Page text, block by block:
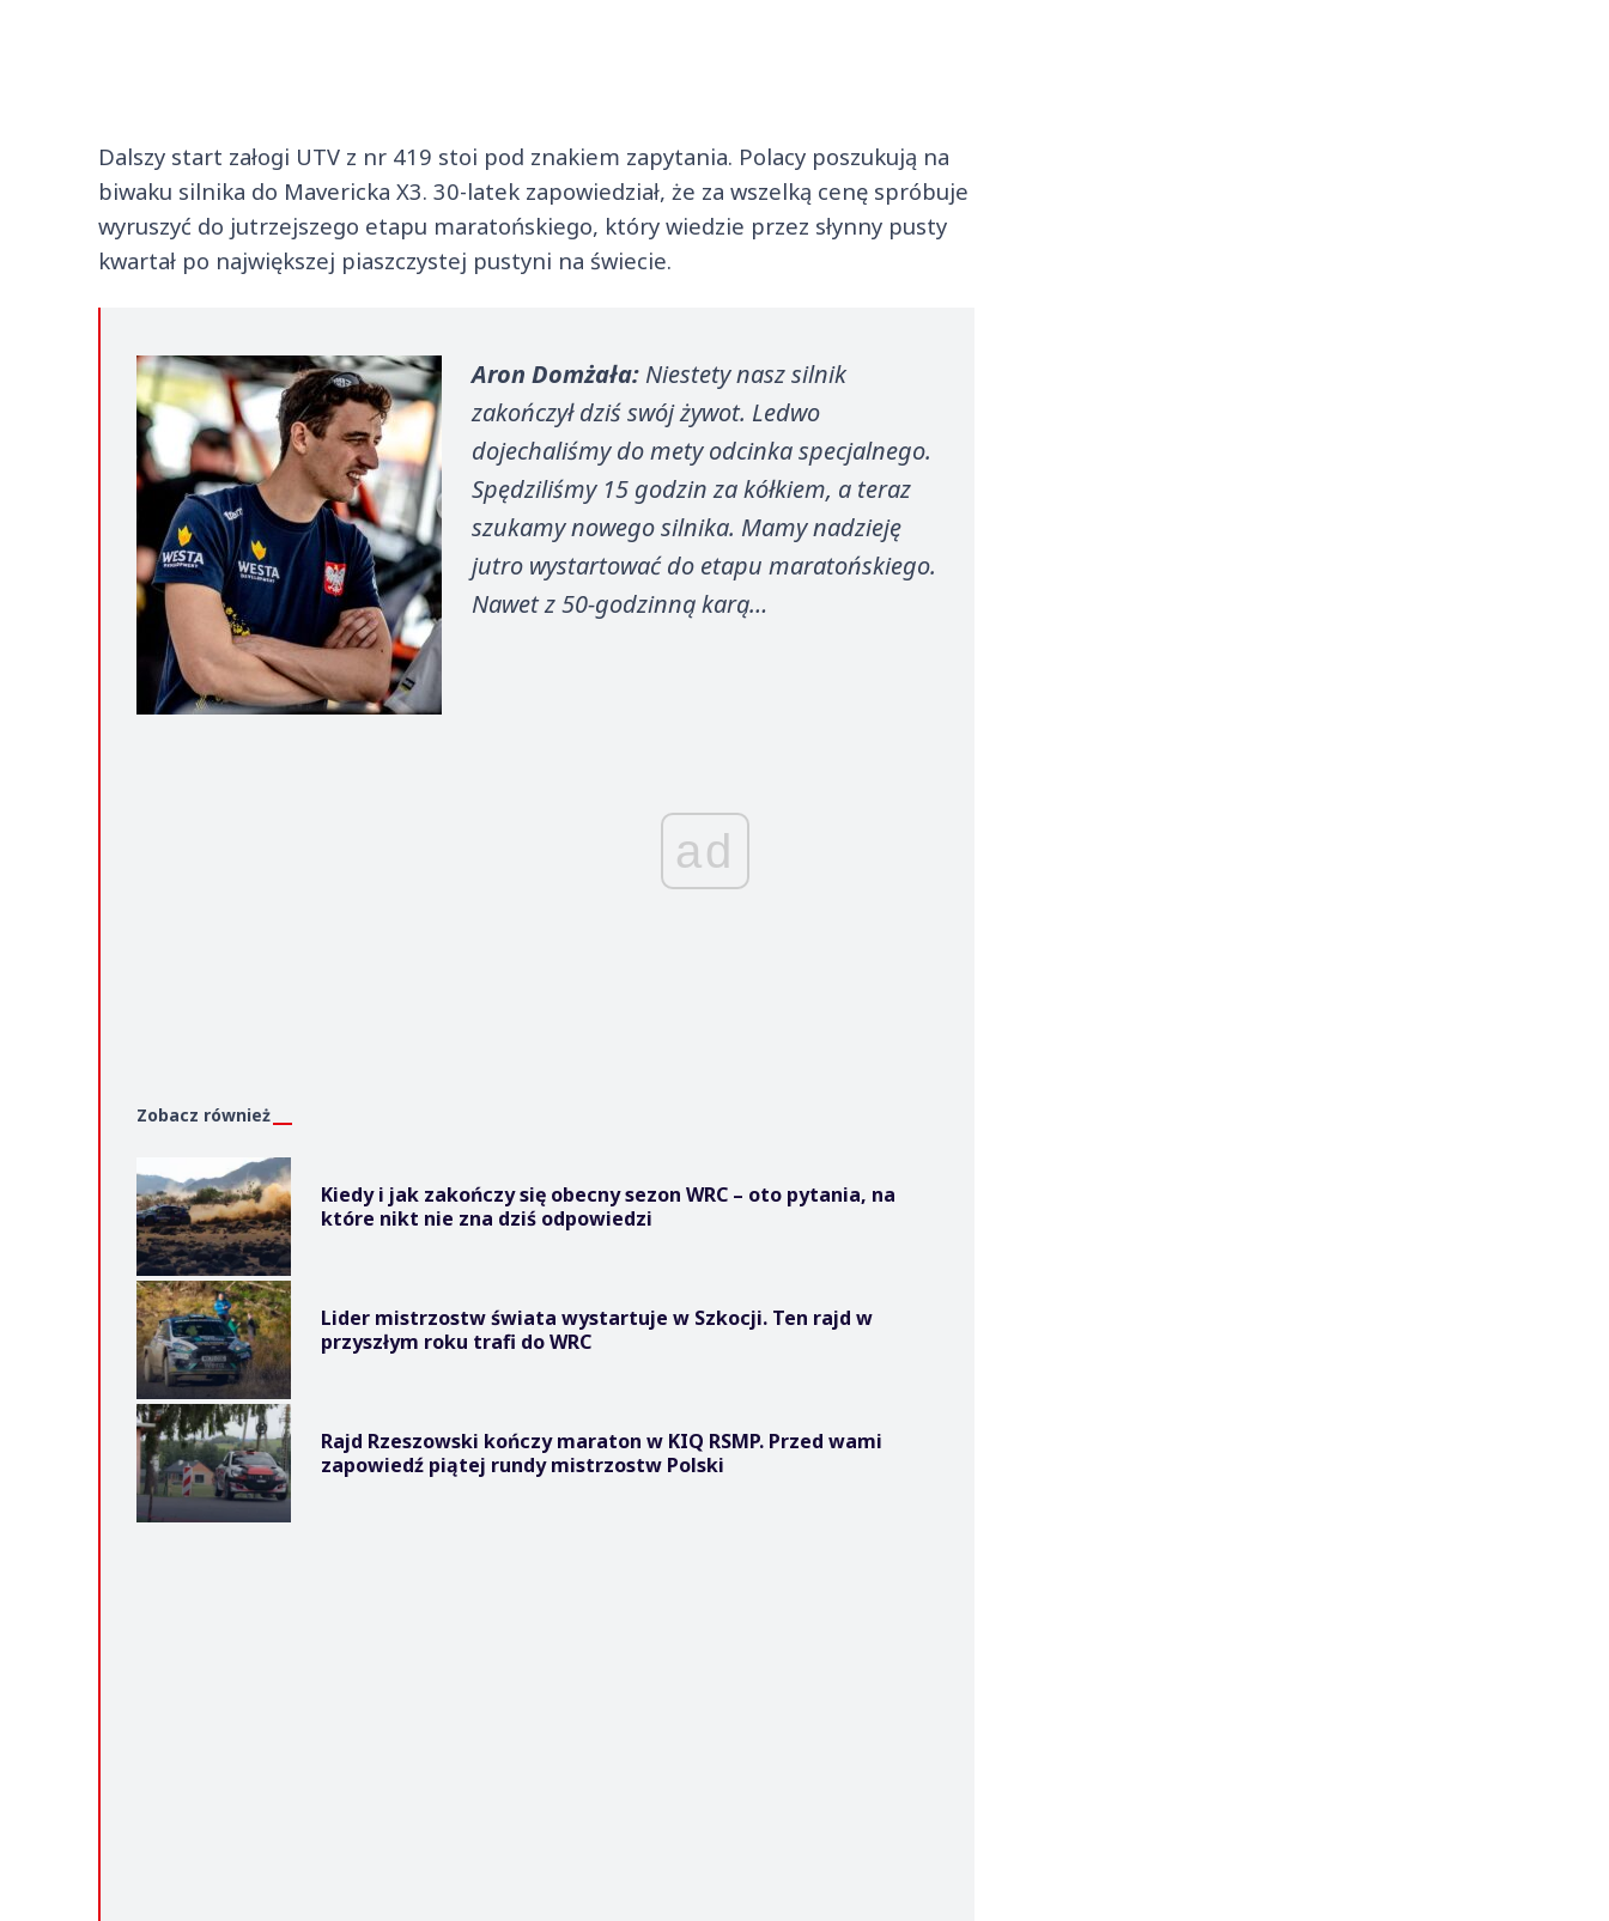
Dalszy start załogi UTV z nr 419 stoi pod znakiem zapytania. Polacy poszukują na
biwaku silnika do Mavericka X3. 30-latek zapowiedział, że za wszelką cenę spróbuje
wyruszyć do jutrzejszego etapu maratońskiego, który wiedzie przez słynny pusty
kwartał po największej piaszczystej pustyni na świecie.
Aron Domżała: Niestety nasz silnik
zakończył dziś swój żywot. Ledwo
dojechaliśmy do mety odcinka specjalnego.
Spędziliśmy 15 godzin za kółkiem, a teraz
szukamy nowego silnika. Mamy nadzieję
jutro wystartować do etapu maratońskiego.
Nawet z 50-godzinną karą…
ad
Zobacz również
Kiedy i jak zakończy się obecny sezon WRC – oto pytania, na
które nikt nie zna dziś odpowiedzi
Lider mistrzostw świata wystartuje w Szkocji. Ten rajd w
przyszłym roku trafi do WRC
Rajd Rzeszowski kończy maraton w KIQ RSMP. Przed wami
zapowiedź piątej rundy mistrzostw Polski